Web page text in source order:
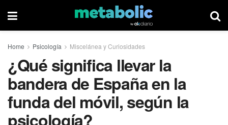
Home Psicología Miscelánea y Curiosidades
¿Qué significa llevar la
bandera de España en la
funda del móvil, según la
psicología?